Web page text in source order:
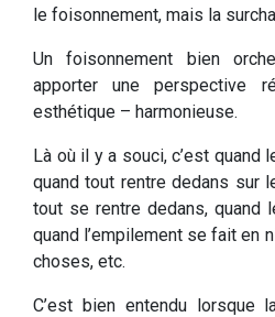
le foisonnement, mais la
Un foisonnement bien
apporter une perspective
esthétique – harmonieuse.
Là où il y a souci, c’est
quand tout rentre dedans sur
tout se rentre dedans, quand
quand l’empilement se fait en
choses, etc.
C’est bien entendu lorsque